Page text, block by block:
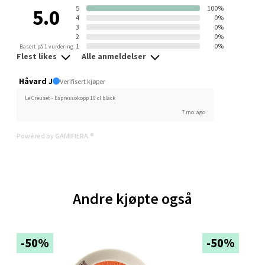
5.0
Basert på 1 vurdering
5
100%
4
0%
3
0%
2
0%
1
0%
Flest likes Alle anmeldelser
Håvard J Verifisert kjøper
Le Creuset - Espressokopp 10 cl black
7 mo. ago
Powered by GAMIFIERA.®
Andre kjøpte også
-50% -50%
Trondheim - Sirkus Shopping
Falkenborgveien 5, 7044 Trondheim
0 i butikk
Ski Storsenter, Jernbanesvingen 6, 1400 Ski
0 i butikk